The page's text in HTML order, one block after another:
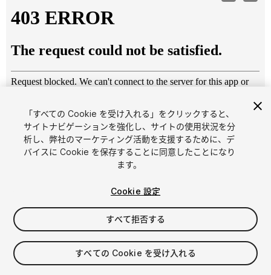
1/9
$15
消費税は決済時に計算されます
「すべての Cookie を受け入れる」をクリックすると、
サイトナビゲーションを強化し、サイトの使用状況を分
析し、弊社のマーケティング活動を支援するために、デ
バイスに Cookie を保存することに同意したことになり
ます。
Cookie 設定
すべて拒否する
すべての Cookie を受け入れる